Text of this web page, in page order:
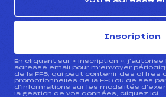
Inscription
En cliquant sur « inscription », j’autorise
adresse email pour m’envoyer
de la FFS, qui peut contenir des offres
promotionnelles de la FFS ou de ses
d’informations sur les modalités
la gestion de vos données, cliquez ici